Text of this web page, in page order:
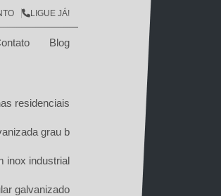
LIGUE JÁ!
Blog
residenciais
grau b
inox industrial
galvanizado